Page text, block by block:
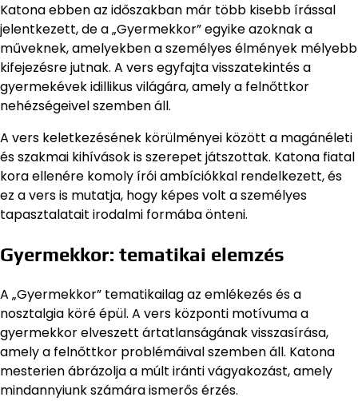
Katona ebben az időszakban már több kisebb írással
jelentkezett, de a „Gyermekkor” egyike azoknak a
műveknek, amelyekben a személyes élmények mélyebb
kifejezésre jutnak. A vers egyfajta visszatekintés a
gyermekévek idillikus világára, amely a felnőttkor
nehézségeivel szemben áll.
A vers keletkezésének körülményei között a magánéleti
és szakmai kihívások is szerepet játszottak. Katona fiatal
kora ellenére komoly írói ambíciókkal rendelkezett, és
ez a vers is mutatja, hogy képes volt a személyes
tapasztalatait irodalmi formába önteni.
Gyermekkor: tematikai elemzés
A „Gyermekkor” tematikailag az emlékezés és a
nosztalgia köré épül. A vers központi motívuma a
gyermekkor elveszett ártatlanságának visszasírása,
amely a felnőttkor problémáival szemben áll. Katona
mesterien ábrázolja a múlt iránti vágyakozást, amely
mindannyiunk számára ismerős érzés.